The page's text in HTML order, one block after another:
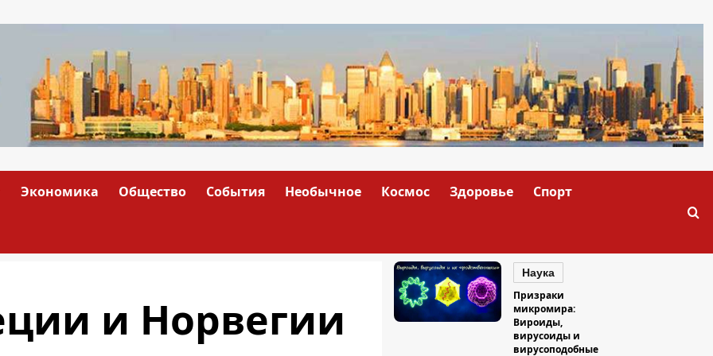
Экономика Общество События Необычное Космос Здоровье Спорт
и Норвегии
Наука
Призраки
микромира:
Вироиды,
вирусоиды и
вирусоподобные